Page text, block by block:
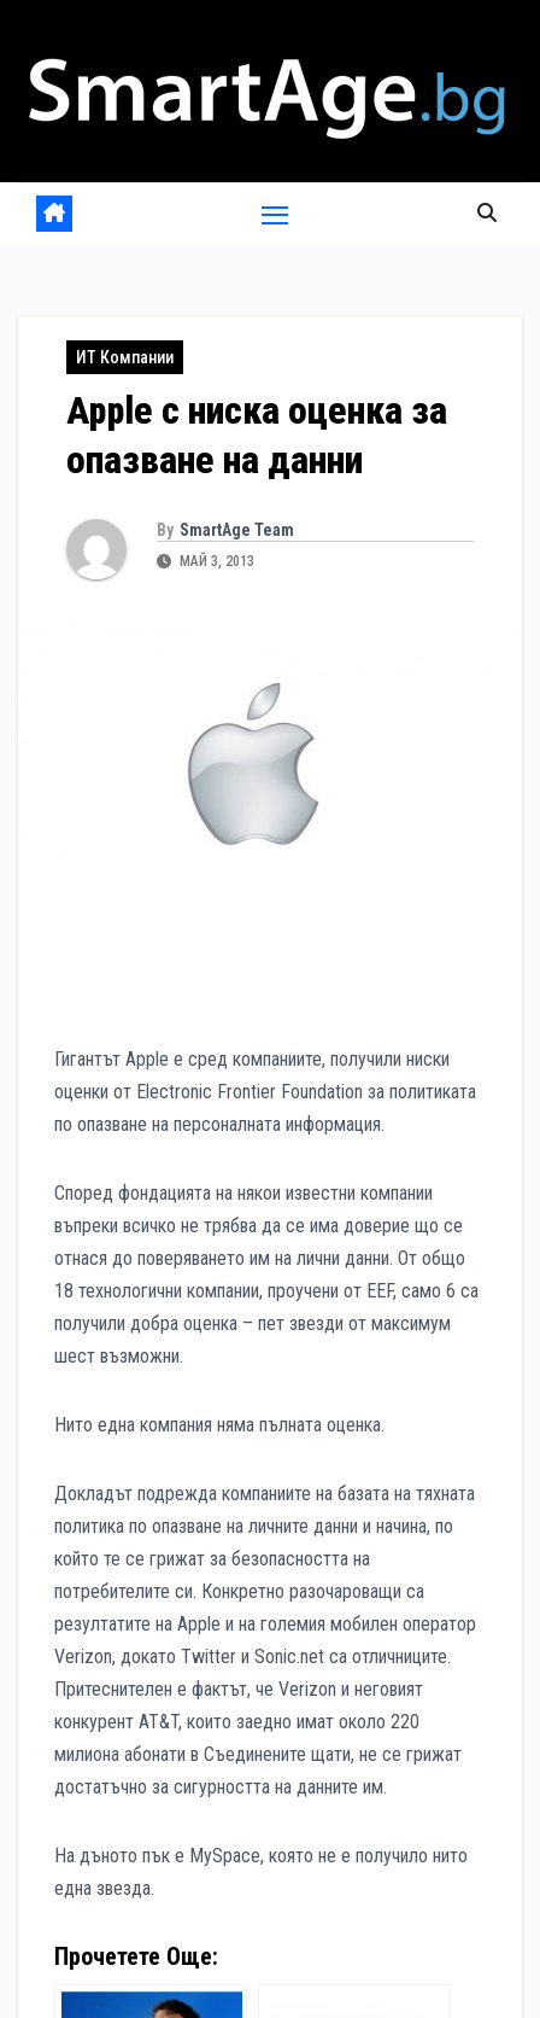
content
ИТ Компании
Apple с ниска оценка за
опазване на данни
By SmartAge Team
МАЙ 3, 2013
Гигантът Apple е сред компаниите, получили ниски
оценки от Electronic Frontier Foundation за политиката
по опазване на персоналната информация.
Според фондацията на някои известни компании
въпреки всичко не трябва да се има доверие що се
отнася до поверяването им на лични данни. От общо
18 технологични компании, проучени от EEF, само 6 са
получили добра оценка – пет звезди от максимум
шест възможни.
Нито една компания няма пълната оценка.
Докладът подрежда компаниите на базата на тяхната
политика по опазване на личните данни и начина, по
който те се грижат за безопасността на
потребителите си. Конкретно разочароващи са
резултатите на Apple и на големия мобилен оператор
Verizon, докато Twitter и Sonic.net са отличниците.
Притеснителен е фактът, че Verizon и неговият
конкурент AT&T, които заедно имат около 220
милиона абонати в Съединените щати, не се грижат
достатъчно за сигурността на данните им.
На дъното пък е MySpace, която не е получило нито
една звезда.
Прочетете Още: